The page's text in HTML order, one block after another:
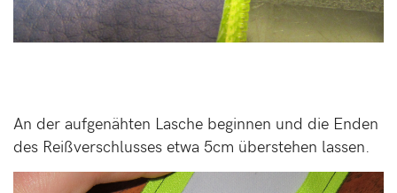
An der aufgenähten Lasche beginnen und die Enden
des Reißverschlusses etwa 5cm überstehen lassen.